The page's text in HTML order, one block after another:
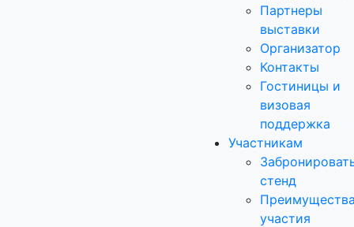
Партнеры
выставки
Организатор
Контакты
Гостиницы и
визовая
поддержка
Участникам
стенд
участия